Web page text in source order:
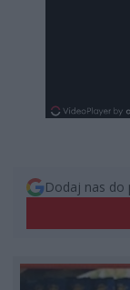
Dodaj nas do